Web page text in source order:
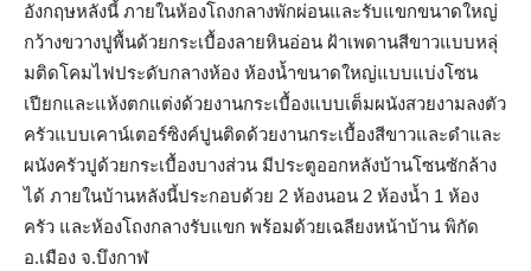
อังกฤษหลังนี้ ภายในห้องโถงกลางพักผ่อนและรับแขกขนาดใหญ่
กว้างขวางปูพื้นด้วยกระเบื้องลายหินอ่อน ฝ้าเพดานสีขาวแบบหลุ่
มติดโคมไฟประดับกลางห้อง ห้องน้ำขนาดใหญ่แบบแบ่งโซน
เปียกและแห้งตกแต่งด้วยงานกระเบื้องแบบเต็มผนังสวยงามลงตัว
ครัวแบบเคาน์เตอร์ซิงค์ปูนติดด้วยงานกระเบื้องสีขาวและดำและ
ผนังครัวปูด้วยกระเบื้องบางส่วน มีประตูออกหลังบ้านโซนซักล้าง
ได้ ภายในบ้านหลังนี้ประกอบด้วย 2 ห้องนอน 2 ห้องน้ำ 1 ห้อง
ครัว และห้องโถงกลางรับแขก พร้อมด้วยเฉลียงหน้าบ้าน พิกัด
อ.เมือง จ.บึงกาฬ